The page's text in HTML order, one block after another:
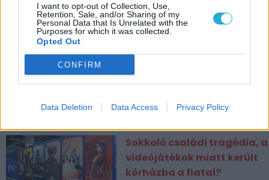
I want to opt-out of Collection, Use,
Retention, Sale, and/or Sharing of my
Personal Data that Is Unrelated with the
Purposes for which it was collected.
Opted Out
CONFIRM
Data Deletion Data Access Privacy Policy
CÍMKÉK
ESPORT1 HÍREK
Lassan többet tudunk a
mint a Google
Sokkoló családi tragédia, a
videójátékok miatt került
kórházba a fiatal?